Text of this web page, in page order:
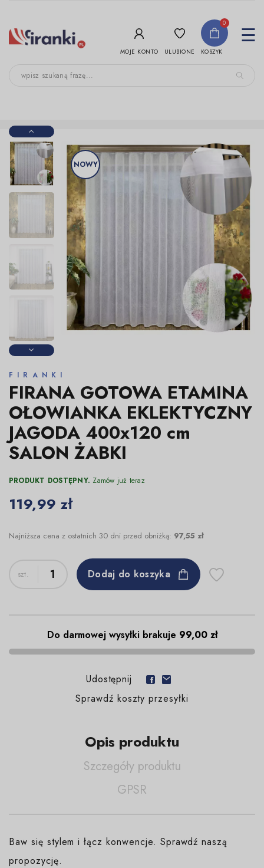
MOJE KONTO ULUBIONE
0
KOSZYK
☰
NOWY
FIRANKI
FIRANA GOTOWA ETAMINA
OŁOWIANKA EKLEKTYCZNY
JAGODA 400x120 cm
SALON ŻABKI
PRODUKT DOSTĘPNY. Zamów już teraz
119,99 zł
Najniższa cena z ostatnich 30 dni przed obniżką: 97,55 zł
Dodaj do koszyka
Do darmowej wysyłki brakuje 99,00 zł
Udostępnij
Sprawdź koszty przesyłki
Opis produktu
Szczegóły produktu
GPSR
Baw się stylem i łącz konwencje. Sprawdź naszą
propozycję.